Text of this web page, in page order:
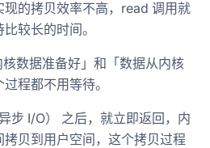
的拷贝效率不高，read 调用就
较长的时间。
数据准备好」和「数据从内核
程都不用等待。
步 I/O） 之后，就立即返回，内
贝到用户空间，这个拷贝过程